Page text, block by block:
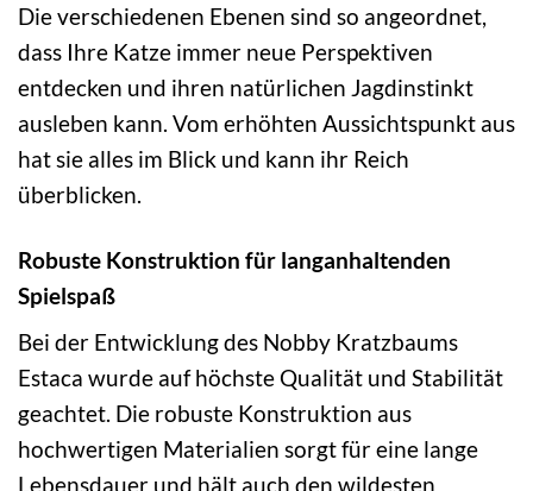
Die verschiedenen Ebenen sind so angeordnet,
dass Ihre Katze immer neue Perspektiven
entdecken und ihren natürlichen Jagdinstinkt
ausleben kann. Vom erhöhten Aussichtspunkt aus
hat sie alles im Blick und kann ihr Reich
überblicken.
Robuste Konstruktion für langanhaltenden
Spielspaß
Bei der Entwicklung des Nobby Kratzbaums
Estaca wurde auf höchste Qualität und Stabilität
geachtet. Die robuste Konstruktion aus
hochwertigen Materialien sorgt für eine lange
Lebensdauer und hält auch den wildesten